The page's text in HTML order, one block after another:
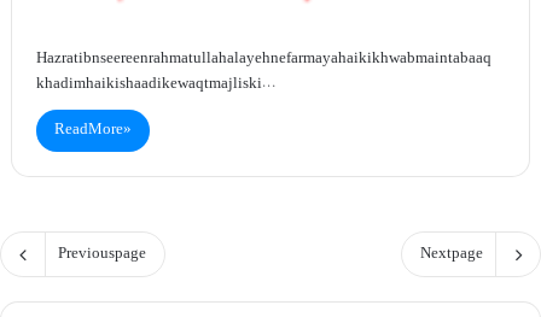
Hazrat ibn seereen rahmatullah alayeh ne farmaya hai ki khwab main tabaaq
khadim hai ki shaadi ke waqt majlis ki…
Read More »
Previous page Next page